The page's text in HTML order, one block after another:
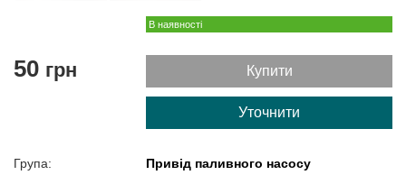
В наявності
50 грн Купити
Уточнити
Група:
Привід паливного насосу